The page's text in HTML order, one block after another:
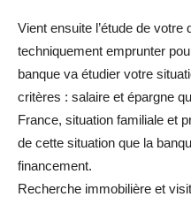
Vient ensuite l’étude de
techniquement emprunter
banque va étudier votre
critères : salaire et épargne
France, situation familiale et
de cette situation que la
financement.
Recherche immobilière et